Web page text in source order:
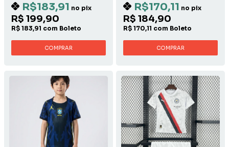
R$183,91 no pix
R$ 199,90
R$ 183,91 com Boleto
COMPRAR
R$170,11 no pix
R$ 184,90
R$ 170,11 com Boleto
COMPRAR